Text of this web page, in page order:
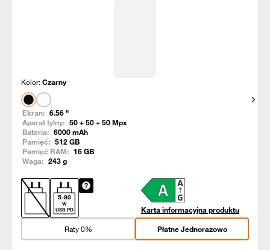
Kolor:Czarny
Ekran: 6.56 "
Aparat tylny: 50 + 50 + 50Mpx
Bateria: 6000mAh
Pamięć: 512GB
Pamięć RAM: 16GB
Waga: 243g
5-80
W
USB PD
Karta informacyjna produktu
Płatne Jednorazowo
Raty 0%